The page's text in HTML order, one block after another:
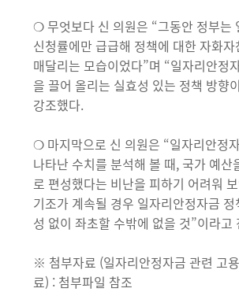
❍ 무엇보다 신 의원은 “그동안 정부는
신청률에만 급급해 정책에 대한 자화
매달리는 모습이었다”며 “일자리안정
을 끌어 올리는 실효성 있는 정책 방향
강조했다.
❍ 마지막으로 신 의원은 “일자리안정
나타난 수치를 분석해 볼 때, 국가 예산
로 편성했다는 비난을 피하기 어려워
기조가 계속될 경우 일자리안정자금
성 없이 좌초할 수밖에 없을 것”이라고
※ 첨부자료 (일자리안정자금 관련 고
료) : 첨부파일 참조